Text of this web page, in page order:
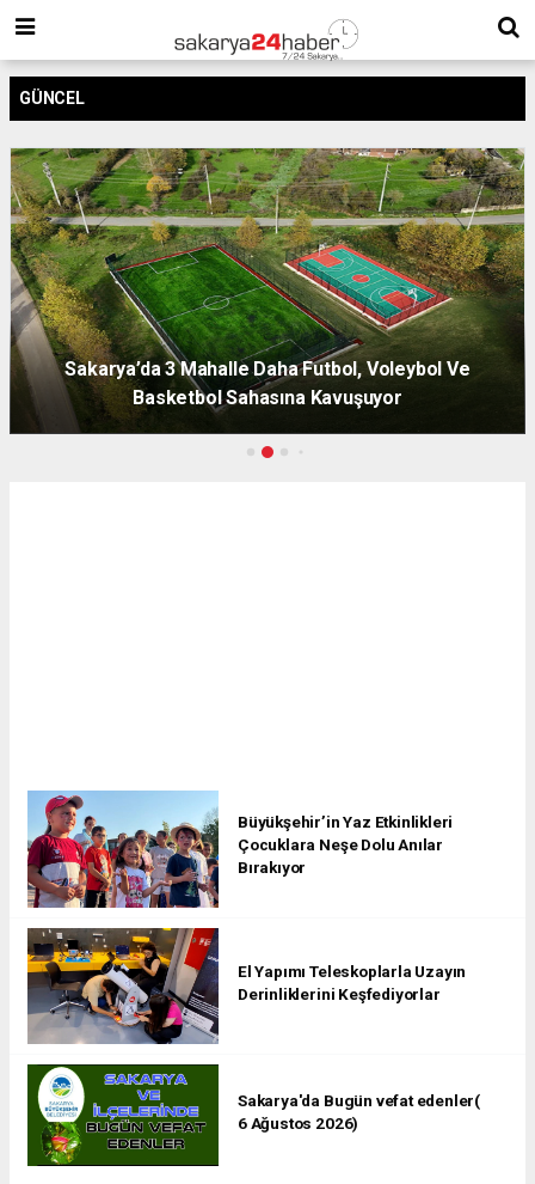
GÜNCEL
Sakarya’da 3 Mahalle Daha Futbol, Voleybol Ve
Basketbol Sahasına Kavuşuyor
Büyükşehir’in Yaz Etkinlikleri
Çocuklara Neşe Dolu Anılar
Bırakıyor
El Yapımı Teleskoplarla Uzayın
Derinliklerini Keşfediyorlar
Sakarya'da Bugün vefat edenler(
6 Ağustos 2026)